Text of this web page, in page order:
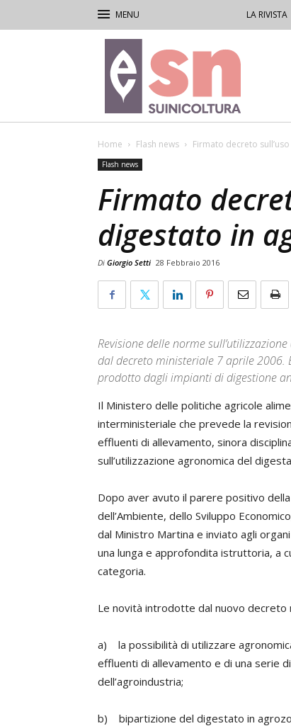
LA RIVISTA
Rivista
di
Suinicoltura
Home Flash news Firmato decreto
Flash news
Firmato
digestato in
Di Giorgio Setti 28 Febbraio 2016
Revisione delle norme
dal decreto ministeriale 7 aprile 2006.
prodotto dagli impianti di digestione
Il Ministero delle politiche agricole
interministeriale che prevede la
effluenti di allevamento, sinora
sull’utilizzazione agronomica del
Dopo aver avuto il parere positivo
dell’Ambiente, dello Sviluppo
dal Ministro Martina e inviato agli
una lunga e approfondita istruttoria, a
categoria.
Le novità introdotte dal nuovo decreto
a) la possibilità di utilizzare
effluenti di allevamento e di una serie
dell’agroindustria;
b) bipartizione del digestato in